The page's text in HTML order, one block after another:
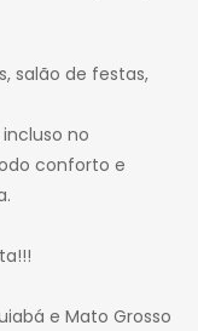
salão de festas,
no
conforto e
e Mato Grosso